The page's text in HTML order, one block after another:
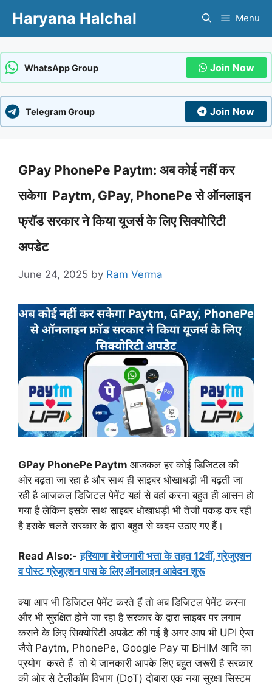
content
Haryana Halchal Menu
WhatsApp Group Join Now
Telegram Group Join Now
GPay PhonePe Paytm: अब कोई नहीं कर
सकेगा Paytm, GPay, PhonePe से ऑनलाइन
फ्रॉड सरकार ने किया यूजर्स के लिए स‍िक्‍योर‍िटी
अपडेट
June 24, 2025 by Ram Verma
GPay PhonePe Paytm आजकल हर कोई डिजिटल की
ओर बढ़ता जा रहा है और साथ ही साइबर धोखाधड़ी भी बढ़ती जा
रही है आजकल डिजिटल पेमेंट यहां से वहां करना बहुत ही आसन हो
गया है लेकिन इसके साथ साइबर धोखाधड़ी भी तेजी पकड़ कर रही
है इसके चलते सरकार के द्वारा बहुत से कदम उठाए गए हैं।
Read Also:- हरियाणा बेरोजगारी भत्ता के तहत 12वीं, ग्रेजुएशन
व पोस्ट ग्रेजुएशन पास के लिए ऑनलाइन आवेदन शुरू
क्या आप भी डिजिटल पेमेंट करते हैं तो अब डिजिटल पेमेंट करना
और भी सुरक्षित होने जा रहा है सरकार के द्वारा साइबर पर लगाम
कसने के लिए सिक्योरिटी अपडेट की गई है अगर आप भी UPI ऐप्स
जैसे Paytm, PhonePe, Google Pay या BHIM आदि का
प्रयोग करते हैं तो ये जानकारी आपके लिए बहुत जरूरी है सरकार
की ओर से टेलीकॉम विभाग (DoT) दोबारा एक नया सुरक्षा सिस्टम